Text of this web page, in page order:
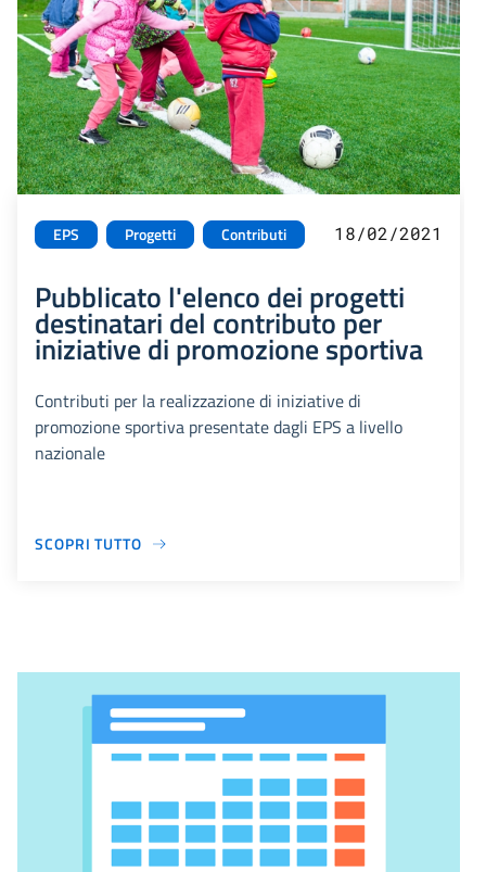
EPS Progetti Contributi 18/02/2021
Pubblicato l'elenco dei progetti
destinatari del contributo per
iniziative di promozione sportiva
Contributi per la realizzazione di iniziative di
promozione sportiva presentate dagli EPS a livello
nazionale
SCOPRI TUTTO